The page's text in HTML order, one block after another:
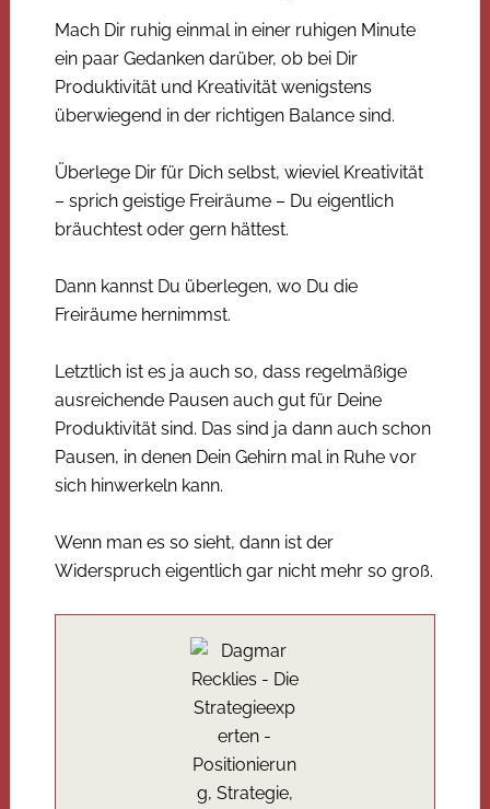
Mach Dir ruhig einmal in einer ruhigen Minute
ein paar Gedanken darüber, ob bei Dir
Produktivität und Kreativität wenigstens
überwiegend in der richtigen Balance sind.
Überlege Dir für Dich selbst, wieviel Kreativität
– sprich geistige Freiräume – Du eigentlich
bräuchtest oder gern hättest.
Dann kannst Du überlegen, wo Du die
Freiräume hernimmst.
Letztlich ist es ja auch so, dass regelmäßige
ausreichende Pausen auch gut für Deine
Produktivität sind. Das sind ja dann auch schon
Pausen, in denen Dein Gehirn mal in Ruhe vor
sich hinwerkeln kann.
Wenn man es so sieht, dann ist der
Widerspruch eigentlich gar nicht mehr so groß.